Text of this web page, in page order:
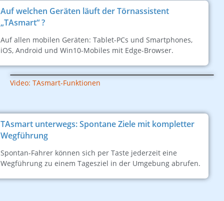
Auf welchen Geräten läuft der Törnassistent
„TAsmart“ ?
Auf allen mobilen Geräten: Tablet-PCs und Smartphones,
iOS, Android und Win10-Mobiles mit Edge-Browser.
Video: TAsmart-Funktionen
TAsmart unterwegs: Spontane Ziele mit kompletter
Wegführung
Spontan-Fahrer können sich per Taste jederzeit eine
Wegführung zu einem Tagesziel in der Umgebung abrufen.